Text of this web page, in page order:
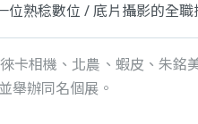
熟稔數位 / 底片攝影的全職
卡相機、北農、蝦皮、朱
舉辦同名個展。